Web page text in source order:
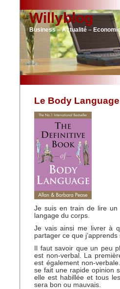
Willyblog
Business – Actualité –
Le Body Language
Je suis en train de lire un
langage du corps.
Je vais ainsi me livrer à
partager ce que j’apprends
Il faut savoir que un peu
est non-verbal. La
est également non-
se fait une rapide opinion
elle est habillée et tous
sera bon ou mauvais.